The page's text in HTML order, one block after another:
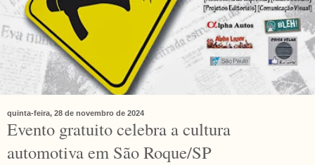
quinta-feira, 28 de novembro de 2024
Evento gratuito celebra a cultura
automotiva em São Roque/SP